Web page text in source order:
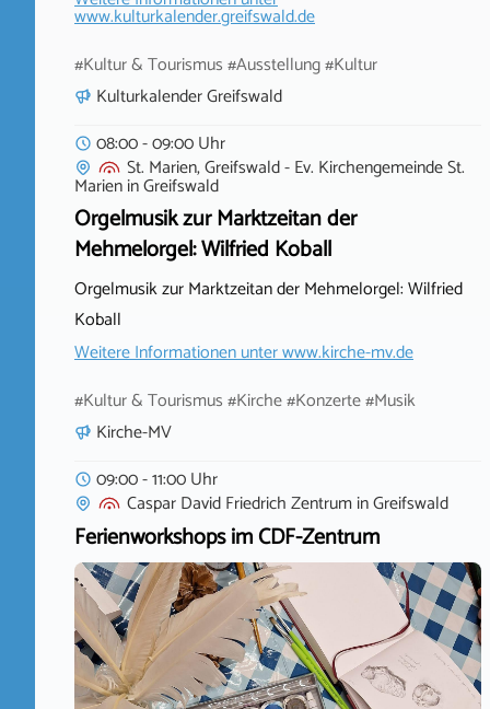
www.kulturkalender.greifswald.de
#Kultur & Tourismus #Ausstellung #Kultur
Kulturkalender Greifswald
08:00 - 09:00 Uhr
St. Marien, Greifswald - Ev. Kirchengemeinde St.
MarieninGreifswald
Orgelmusik zur Marktzeitan der
Mehmelorgel: Wilfried Koball
Orgelmusik zur Marktzeitan der Mehmelorgel: Wilfried
Koball
Weitere Informationen unterwww.kirche-mv.de
#Kultur & Tourismus #Kirche #Konzerte #Musik
Kirche-MV
09:00 - 11:00 Uhr
Caspar David Friedrich ZentruminGreifswald
Ferienworkshops im CDF-Zentrum